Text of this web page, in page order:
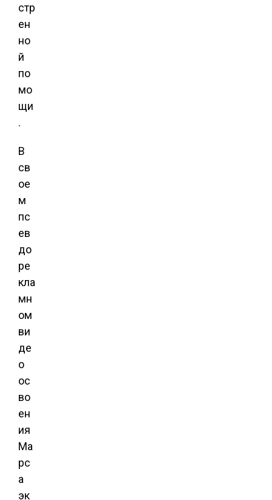
стр
ен
но
й
по
мо
щи
.
В
св
ое
м
пс
ев
до
ре
кла
мн
ом
ви
де
о
ос
во
ен
ия
Ма
рс
а
эк